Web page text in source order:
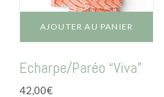
AJOUTER AU PANIER
Echarpe/Paréo “Viva”
42,00€